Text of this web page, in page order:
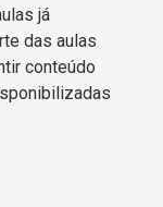
já
das aulas
conteúdo